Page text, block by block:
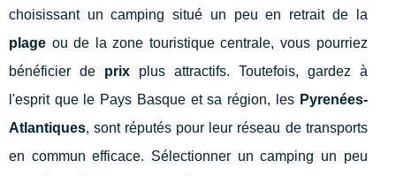
choisissant un camping situé un peu en retrait de la
plage ou de la zone touristique centrale, vous pourriez
bénéficier de prixplus attractifs. Toutefois, gardez à
l'esprit que le Pays Basque et sa région, les Pyrenées-
Atlantiques, sont réputés pour leur réseau de transports
en commun efficace. Sélectionner un camping un peu